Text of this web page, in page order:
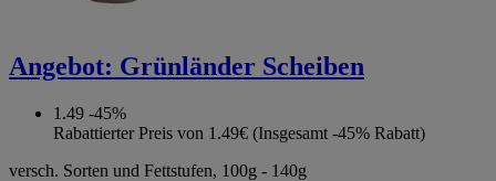
Angebot: Grünländer Scheiben
1.49 -45%
Rabattierter Preis von 1.49€ (Insgesamt -45% Rabatt)
versch. Sorten und Fettstufen, 100g - 140g